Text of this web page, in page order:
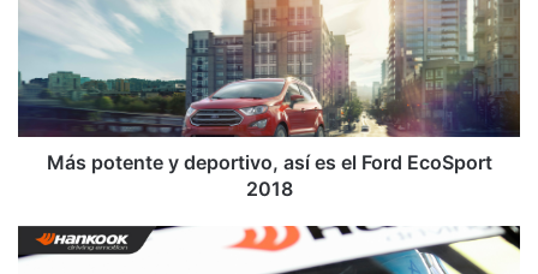
o
e
n
t
p
Más potente y deportivo, así es el Ford EcoSport
2018
e